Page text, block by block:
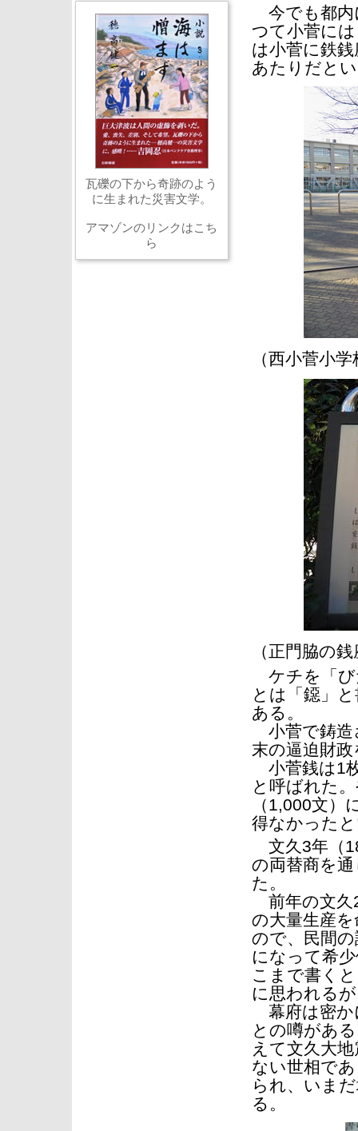
今でも都内
つて小菅に
は小菅に鉄
あたりだと
（西小菅小
（正門脇の
ケチを「び
とは「鐚」
ある。
小菅で鋳造
末の逼迫財
小菅銭は1
と呼ばれた
（1,000文
得なかった
文久3年（
の両替商を
た。
前年の文久
の大量生産
ので、民間
になって希
こまで書く
に思われる
幕府は密か
との噂があ
えて文久大
ない世相で
られ、いま
る。
瓦礫の下から奇跡のよう
に生まれた災害文学。
アマゾンのリンクはこち
ら